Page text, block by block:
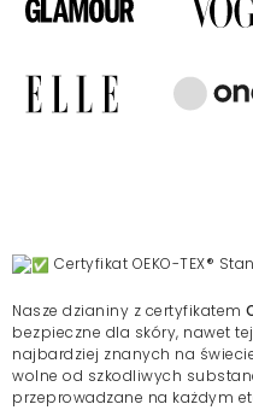
Certyfikat OEKO-TEX®
Nasze dzianiny z certyfikatem
bezpieczne dla skóry, nawet
najbardziej znanych na
wolne od szkodliwych
przeprowadzane na każdym